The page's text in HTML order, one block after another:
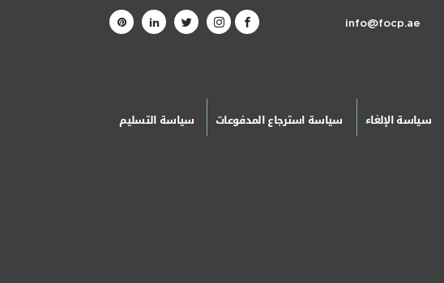
info@focp.ae
سياسة الإلغاء سياسة استرجاع المدفوعات سياسة التسليم